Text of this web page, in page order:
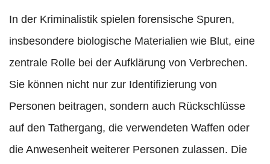
In der Kriminalistik spielen forensische Spuren,
insbesondere biologische Materialien wie Blut, eine
zentrale Rolle bei der Aufklärung von Verbrechen.
Sie können nicht nur zur Identifizierung von
Personen beitragen, sondern auch Rückschlüsse
auf den Tathergang, die verwendeten Waffen oder
die Anwesenheit weiterer Personen zulassen. Die